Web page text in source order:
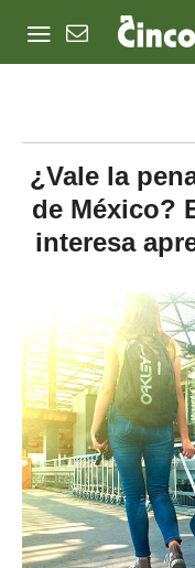
¿Vale la
de México?
interesa